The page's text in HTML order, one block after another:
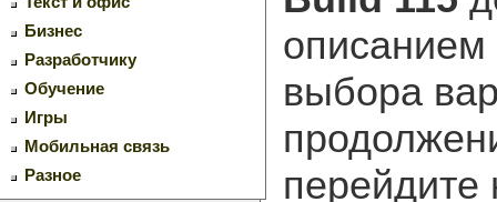
Бизнес
Разработчику
Обучение
Игры
Мобильная связь
Разное
описанием
выбора